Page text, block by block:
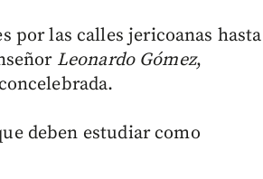
por las calles jericoanas hasta
Leonardo Gómez,
deben estudiar como